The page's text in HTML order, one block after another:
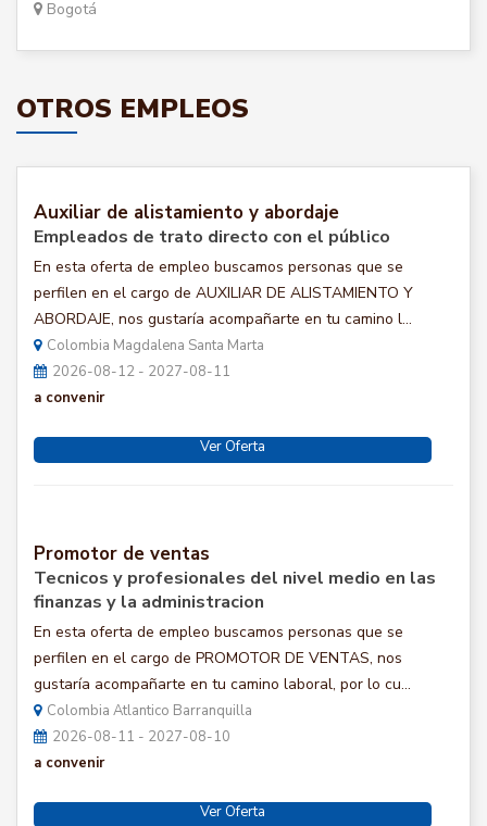
Bogotá
OTROS EMPLEOS
Auxiliar de alistamiento y abordaje
Empleados de trato directo con el público
En esta oferta de empleo buscamos personas que se
perfilen en el cargo de AUXILIAR DE ALISTAMIENTO Y
ABORDAJE, nos gustaría acompañarte en tu camino l...
Colombia Magdalena Santa Marta
2026-08-12 - 2027-08-11
a convenir
Ver Oferta
Promotor de ventas
Tecnicos y profesionales del nivel medio en las
finanzas y la administracion
En esta oferta de empleo buscamos personas que se
perfilen en el cargo de PROMOTOR DE VENTAS, nos
gustaría acompañarte en tu camino laboral, por lo cu...
Colombia Atlantico Barranquilla
2026-08-11 - 2027-08-10
a convenir
Ver Oferta